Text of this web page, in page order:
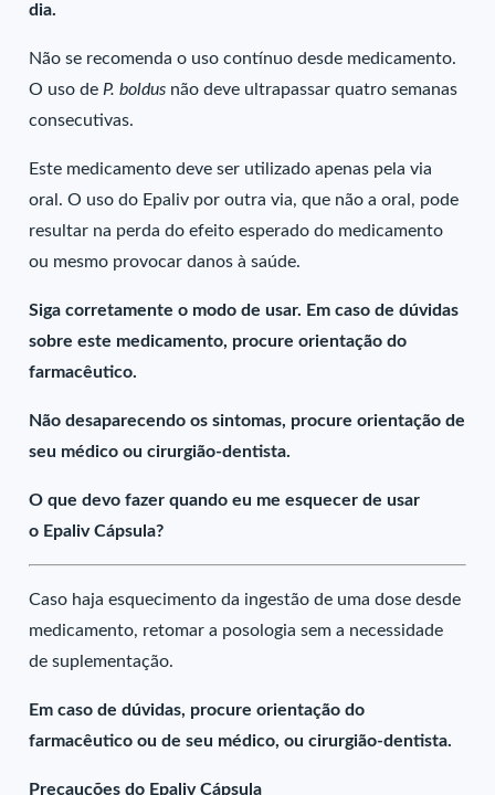
dia.
Não se recomenda o uso contínuo desde medicamento.
O uso de P. boldus não deve ultrapassar quatro semanas
consecutivas.
Este medicamento deve ser utilizado apenas pela via
oral. O uso do Epaliv por outra via, que não a oral, pode
resultar na perda do efeito esperado do medicamento
ou mesmo provocar danos à saúde.
Siga corretamente o modo de usar. Em caso de dúvidas
sobre este medicamento, procure orientação do
farmacêutico.
Não desaparecendo os sintomas, procure orientação de
seu médico ou cirurgião-dentista.
O que devo fazer quando eu me esquecer de usar
o Epaliv Cápsula?
Caso haja esquecimento da ingestão de uma dose desde
medicamento, retomar a posologia sem a necessidade
de suplementação.
Em caso de dúvidas, procure orientação do
farmacêutico ou de seu médico, ou cirurgião-dentista.
Precauções do Epaliv Cápsula